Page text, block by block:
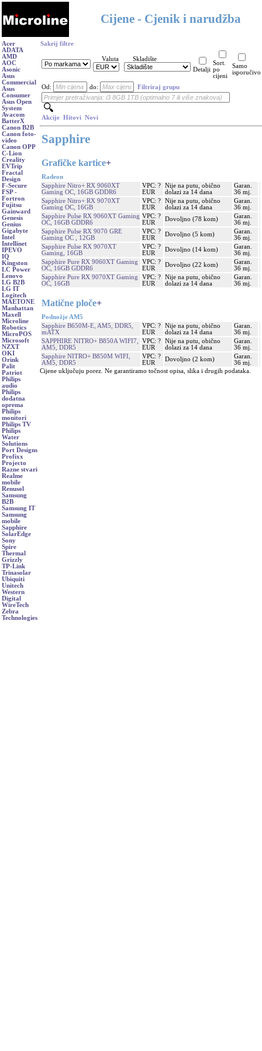
Cijene - Cjenik i narudžba
Acer
ADATA
AMD
AOC
Asonic
Asus
Commercial
Asus
Consumer
Asus Open
System
Avacom
BatterX
Canon B2B
Canon foto-
video
Canon OPP
C-Lion
Creality
EVTrip
Fractal
Design
F-Secure
FSP -
Fortron
Fujitsu
Gainward
Genesis
Genius
Gigabyte
Intel
Intellinet
IPEVO
IQ
Kingston
LC Power
Lenovo
LG B2B
LG IT
Logitech
MAETONE
Manhattan
Maxell
Microline
Robotics
MicroPOS
Microsoft
NZXT
OKI
Orink
Palit
Patriot
Philips
audio
Philips
dodatna
oprema
Philips
monitori
Philips TV
Philips
Water
Solutions
Port Designs
Profixx
Projecto
Razne stvari
Realme
mobile
Renusol
Samsung
B2B
Samsung IT
Samsung
mobile
Sapphire
SolarEdge
Sony
Spire
Thermal
Grizzly
TP-Link
Trinasolar
Ubiquiti
Unitech
Western
Digital
WireTech
Zebra
Technologies
Sakrij filtre
Valuta
Skladište
Detalji
Sort.
po
cijeni
Samo
isporučivo
Od: do: Filtriraj grupu
Akcije Hitovi Novi
Sapphire
Grafičke kartice+
Radeon
Sapphire Nitro+ RX 9060XT
Gaming OC, 16GB GDDR6
VPC: ?
EUR
Nije na putu, obično
dolazi za 14 dana
Garan.
36 mj.
Sapphire Nitro+ RX 9070XT
Gaming OC, 16GB
VPC: ?
EUR
Nije na putu, obično
dolazi za 14 dana
Garan.
36 mj.
Sapphire Pulse RX 9060XT Gaming
OC, 16GB GDDR6
VPC: ?
EUR
Dovoljno (78 kom)
Garan.
36 mj.
Sapphire Pulse RX 9070 GRE
Gaming OC , 12GB
VPC: ?
EUR
Dovoljno (5 kom)
Garan.
36 mj.
Sapphire Pulse RX 9070XT
Gaming, 16GB
VPC: ?
EUR
Dovoljno (14 kom)
Garan.
36 mj.
Sapphire Pure RX 9060XT Gaming
OC, 16GB GDDR6
VPC: ?
EUR
Dovoljno (22 kom)
Garan.
36 mj.
Sapphire Pure RX 9070XT Gaming
OC, 16GB
VPC: ?
EUR
Nije na putu, obično
dolazi za 14 dana
Garan.
36 mj.
Matične ploče+
Podnožje AM5
Sapphire B650M-E, AM5, DDR5,
mATX
VPC: ?
EUR
Nije na putu, obično
dolazi za 14 dana
Garan.
36 mj.
SAPPHIRE NITRO+ B850A WIFI7,
AM5, DDR5
VPC: ?
EUR
Nije na putu, obično
dolazi za 14 dana
Garan.
36 mj.
Sapphire NITRO+ B850M WIFI,
AM5, DDR5
VPC: ?
EUR
Dovoljno (2 kom)
Garan.
36 mj.
Cijene uključuju porez. Ne garantiramo točnost opisa, slika i drugih podataka.